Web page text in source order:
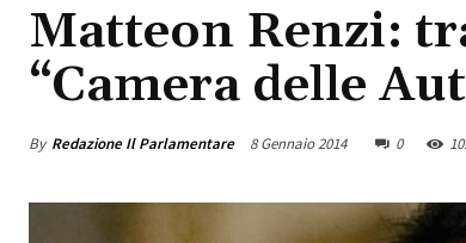
Matteon Renzi:
“Camera delle
By Redazione Il Parlamentare 8 Gennaio 2014 0